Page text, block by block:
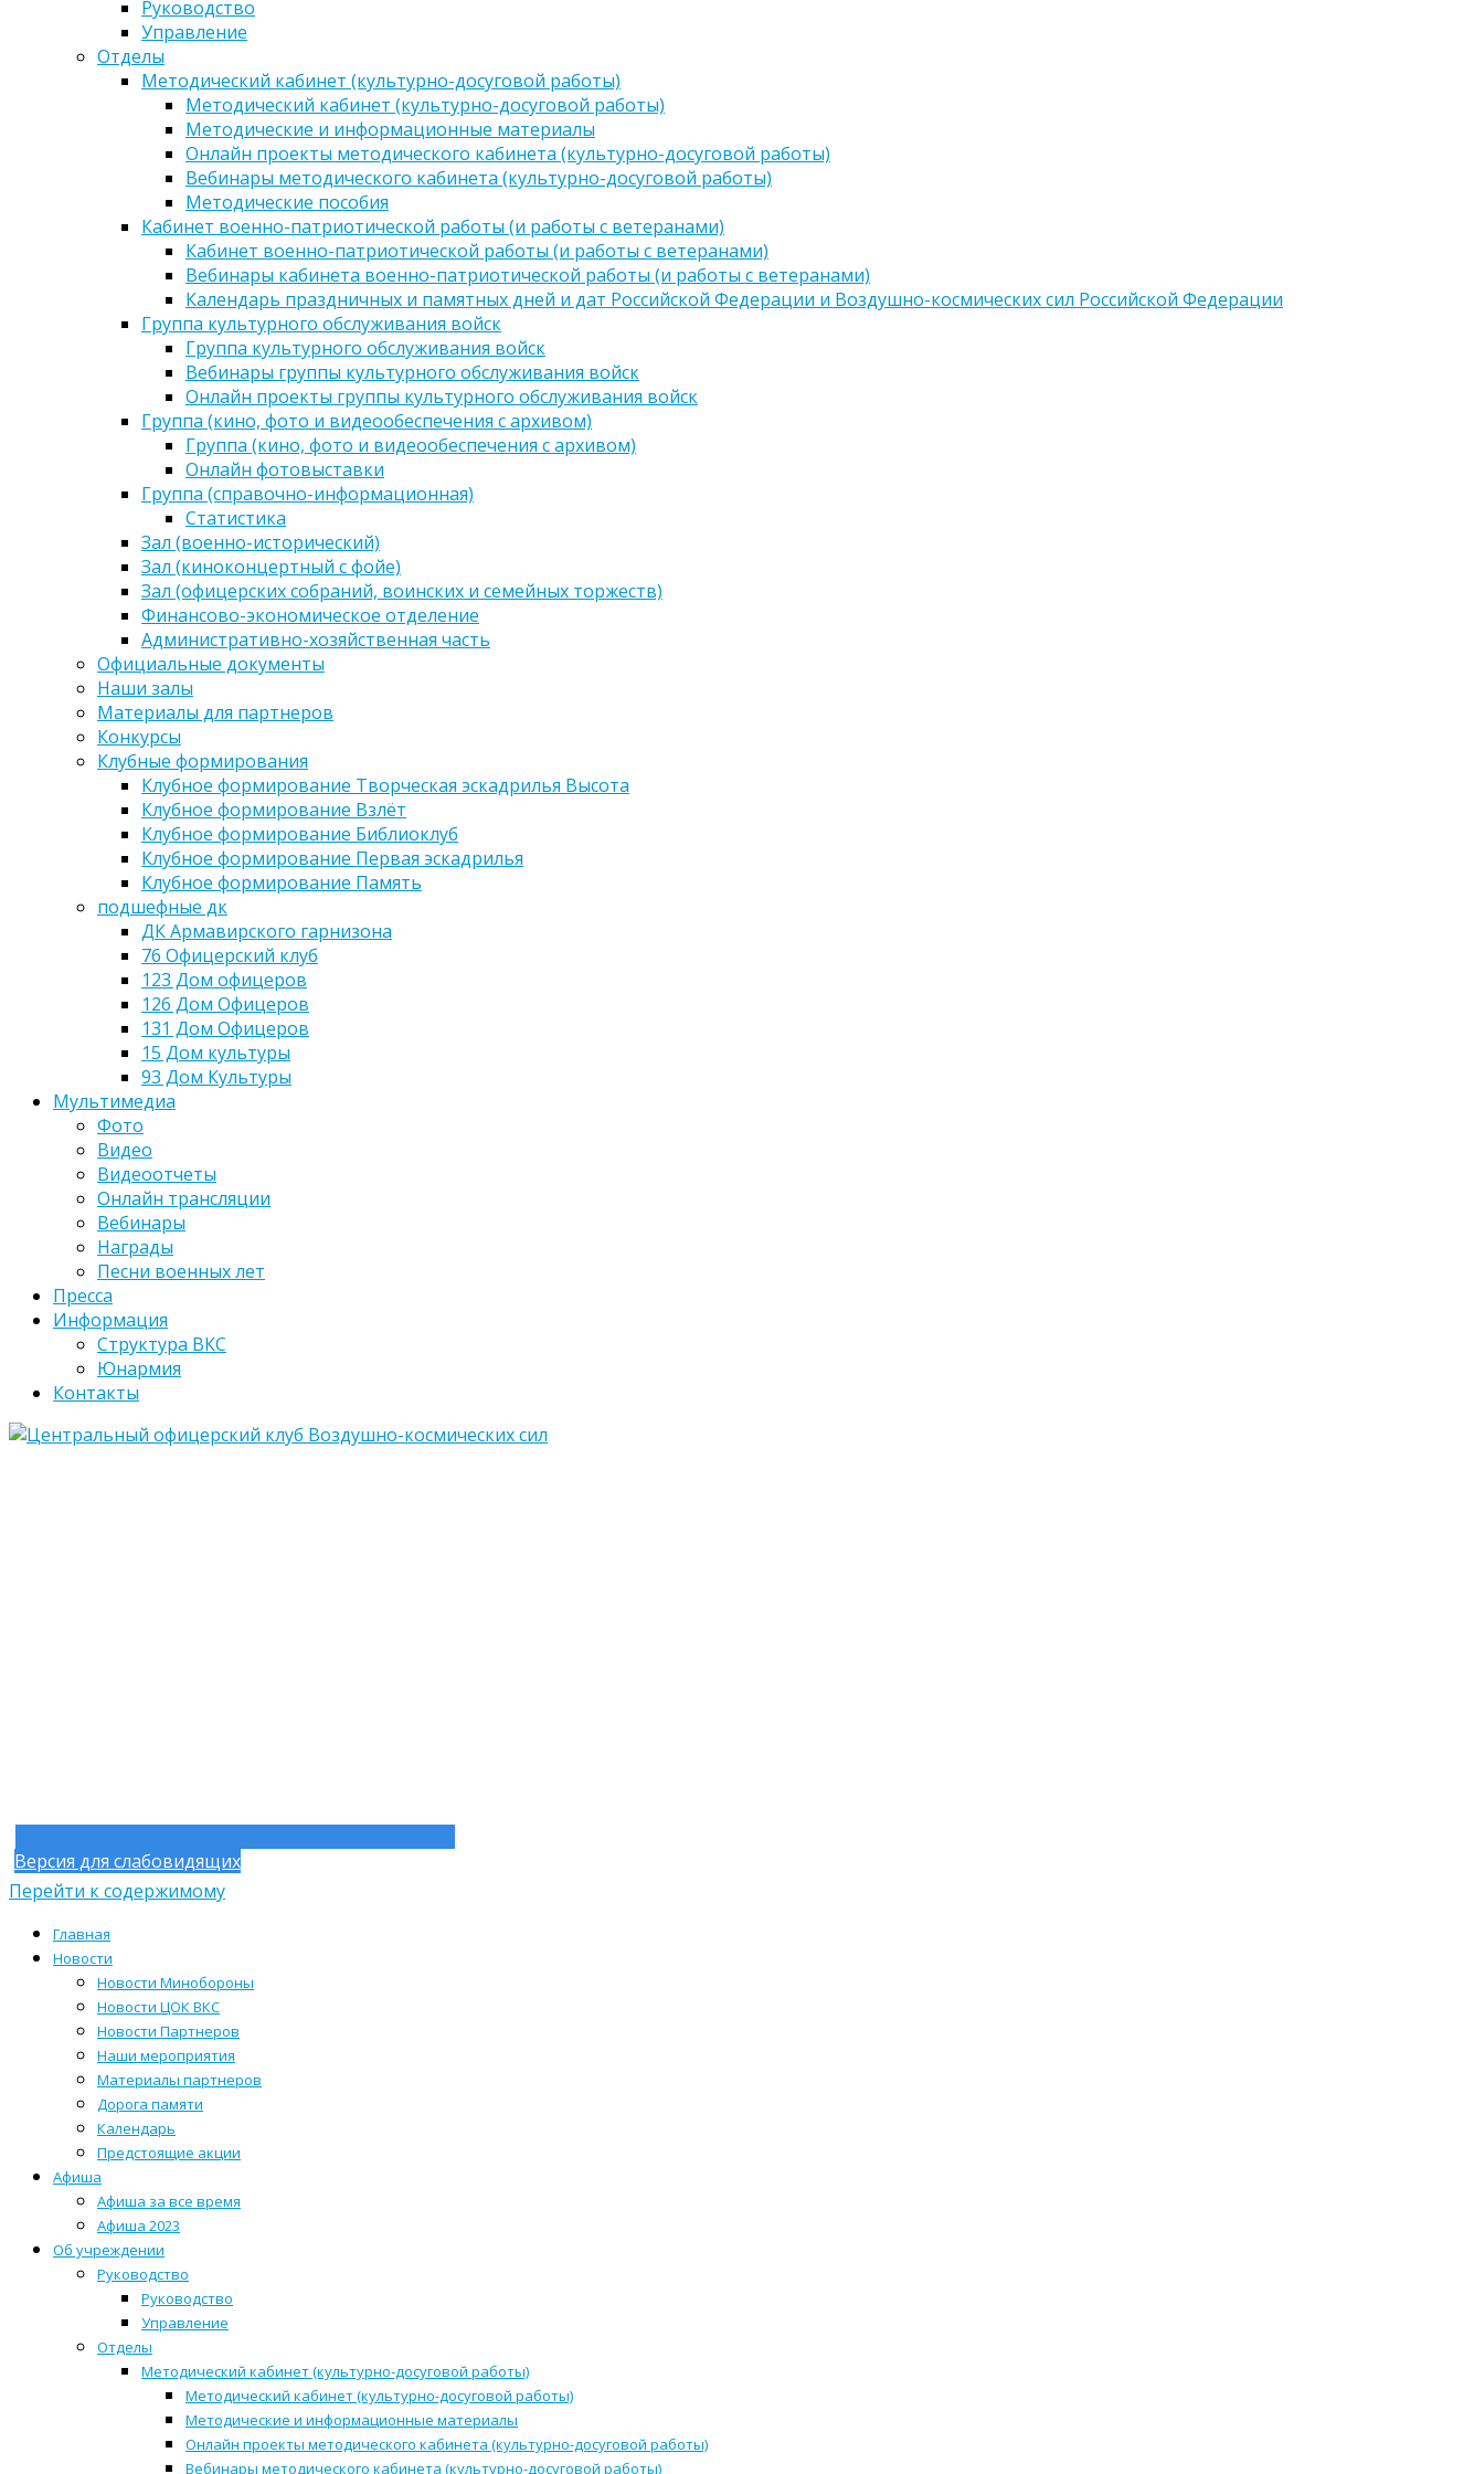
Руководство
Управление
Отделы
Методический кабинет (культурно-досуговой работы)
Методический кабинет (культурно-досуговой работы)
Методические и информационные материалы
Онлайн проекты методического кабинета (культурно-досуговой работы)
Вебинары методического кабинета (культурно-досуговой работы)
Методические пособия
Кабинет военно-патриотической работы (и работы с ветеранами)
Кабинет военно-патриотической работы (и работы с ветеранами)
Вебинары кабинета военно-патриотической работы (и работы с ветеранами)
Календарь праздничных и памятных дней и дат Российской Федерации и Воздушно-космических сил Российской Федерации
Группа культурного обслуживания войск
Группа культурного обслуживания войск
Вебинары группы культурного обслуживания войск
Онлайн проекты группы культурного обслуживания войск
Группа (кино, фото и видеообеспечения с архивом)
Группа (кино, фото и видеообеспечения с архивом)
Онлайн фотовыставки
Группа (справочно-информационная)
Статистика
Зал (военно-исторический)
Зал (киноконцертный с фойе)
Зал (офицерских собраний, воинских и семейных торжеств)
Финансово-экономическое отделение
Административно-хозяйственная часть
Официальные документы
Наши залы
Материалы для партнеров
Конкурсы
Клубные формирования
Клубное формирование Творческая эскадрилья Высота
Клубное формирование Взлёт
Клубное формирование Библиоклуб
Клубное формирование Первая эскадрилья
Клубное формирование Память
подшефные дк
ДК Армавирского гарнизона
76 Офицерский клуб
123 Дом офицеров
126 Дом Офицеров
131 Дом Офицеров
15 Дом культуры
93 Дом Культуры
Мультимедиа
Фото
Видео
Видеоотчеты
Онлайн трансляции
Вебинары
Награды
Песни военных лет
Пресса
Информация
Структура ВКС
Юнармия
Контакты
Версия для слабовидящих
Перейти к содержимому
Главная
Новости
Новости Минобороны
Новости ЦОК ВКС
Новости Партнеров
Наши мероприятия
Материалы партнеров
Дорога памяти
Календарь
Предстоящие акции
Афиша
Афиша за все время
Афиша 2023
Об учреждении
Руководство
Руководство
Управление
Отделы
Методический кабинет (культурно-досуговой работы)
Методический кабинет (культурно-досуговой работы)
Методические и информационные материалы
Онлайн проекты методического кабинета (культурно-досуговой работы)
Вебинары методического кабинета (культурно-досуговой работы)